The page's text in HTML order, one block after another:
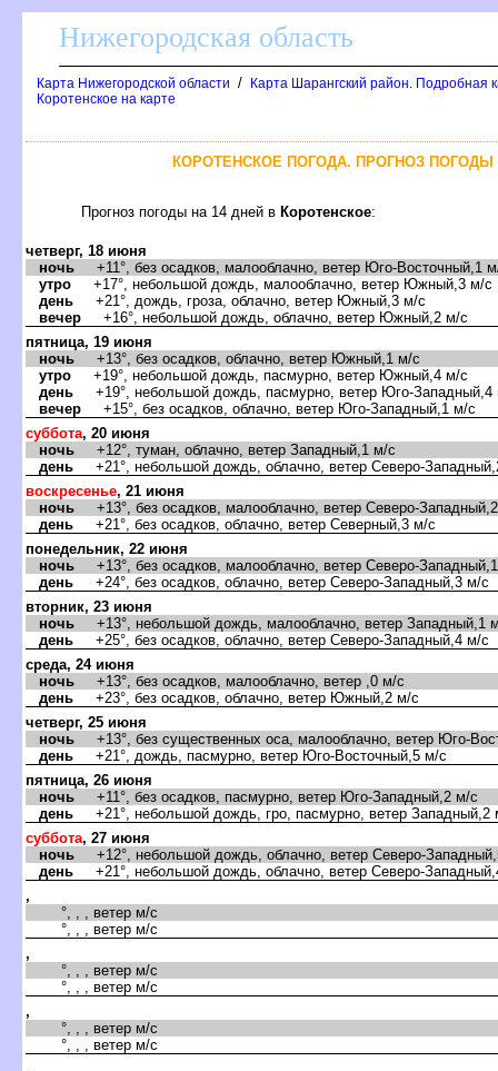
Нижегородская область
Карта Нижегородской области /
Карта Шарангский район. Подробная
Коротенское на карте
КОРОТЕНСКОЕ ПОГОДА. ПРОГНОЗ
Прогноз погоды на 14 дней Коротенское:
четверг, 18 июня
ночь +11°, без осадков, малооблачно, ветер Юго-Восточный,1
утро +17°, небольшой дождь, малооблачно, ветер Южный,3 м/с
день +21°, дождь, гроза, облачно, ветер Южный,3 м/с
ечер +16°, небольшой дождь, облачно, ветер Южный,2 м/с
пятница, 19 июня
ночь +13°, без осадков, облачно, ветер Южный,1 м/с
утро +19°, небольшой дождь, пасмурно, ветер Южный,4 м/с
день +19°, небольшой дождь, пасмурно, ветер Юго-Западный,4
ечер +15°, без осадков, облачно, ветер Юго-Западный,1 м/с
суббота, 20 июня
ночь +12°, туман, облачно, ветер Западный,1 м/с
день +21°, небольшой дождь, облачно, ветер Северо-
оскресенье, 21 июня
ночь +13°, без осадков, малооблачно, ветер Северо-
день +21°, без осадков, облачно, ветер Северный,3 м/с
понедельник, 22 июня
ночь +13°, без осадков, малооблачно, ветер Северо-
день +24°, без осадков, облачно, ветер Северо-Западный,3 м/с
торник, 23 июня
ночь +13°, небольшой дождь, малооблачно, ветер Западный,1
день +25°, без осадков, облачно, ветер Северо-Западный,4 м/с
среда, 24 июня
ночь +13°, без осадков, малооблачно, ветер ,0 м/с
день +23°, без осадков, облачно, ветер Южный,2 м/с
четверг, 25 июня
ночь +13°, без существенных оса, малооблачно, ветер Юго-
день +21°, дождь, пасмурно, ветер Юго-Восточный,5 м/с
пятница, 26 июня
ночь +11°, без осадков, пасмурно, ветер Юго-Западный,2 м/с
день +21°, небольшой дождь, гро, пасмурно, ветер Западный,2
суббота, 27 июня
ночь +12°, небольшой дождь, облачно, ветер Северо-
день +21°, небольшой дождь, облачно, ветер Северо-
,
°, , , ветер м/с
°, , , ветер м/с
,
°, , , ветер м/с
°, , , ветер м/с
,
°, , , ветер м/с
°, , , ветер м/с